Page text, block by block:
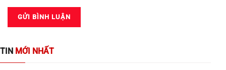
TIN MỚI NHẤT